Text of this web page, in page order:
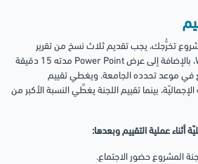
تخرُّجك، يجب تقديم ثلاث نسخ من تقرير
المشروع بصيغة مستند Word، بالإضافة إلى عرض Power Point مدته 15 دقيقة
في موعد تحدده الجامعة. ويغطي تقييم
بينما تقييم اللجنة يغطِّي النسبة الأكبر من
أثناء عملية التقييم وبعدها:
المشروع حضور الاجتماع.